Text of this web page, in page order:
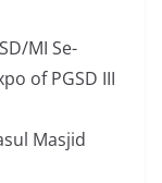
MI Se-
of PGSD III
Masjid